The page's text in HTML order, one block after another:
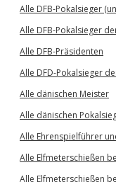
Alle DFB-Pokalsieger
Alle DFB-Pokalsieger
Alle DFB-Präsidenten
Alle DFD-Pokalsieger
Alle dänischen Meister
Alle dänischen
Alle Ehrenspielführer
Alle Elfmeterschießen
Alle Elfmeterschießen